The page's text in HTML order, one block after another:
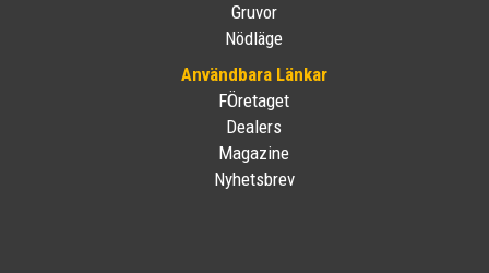
Gruvor
Nödläge
Användbara Länkar
FÖretaget
Dealers
Magazine
Nyhetsbrev